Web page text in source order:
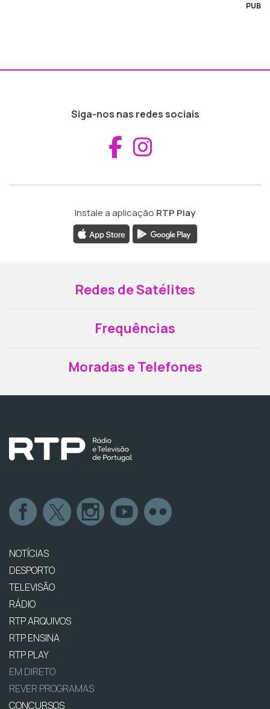
PUB
Siga-nos nas redes sociais
Aceder ao
Instale a aplicação RTP Play
Redes de Satélites
Frequências
Moradas e Telefones
NOTÍCIAS
DESPORTO
TELEVISÃO
RÁDIO
RTP ARQUIVOS
RTP ENSINA
RTP PLAY
EM DIRETO
REVER PROGRAMAS
CONCURSOS